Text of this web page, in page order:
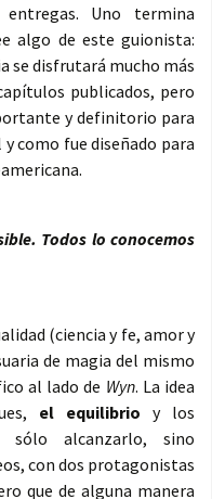
Uno termina
algo de este guionista:
se disfrutará mucho más
publicados, pero
y definitorio para
como fue diseñado para
Todos lo conocemos
(ciencia y fe, amor y
de magia del mismo
al lado de Wyn. La idea
el equilibrio y los
sólo alcanzarlo, sino
con dos protagonistas
que de alguna manera